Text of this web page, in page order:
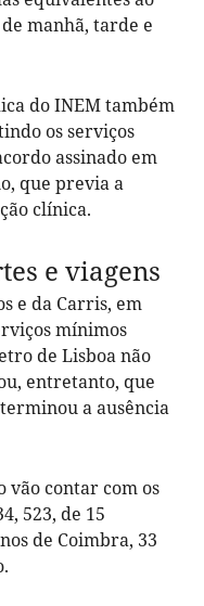
manhã, tarde e
do INEM também
os serviços
assinado em
que previa a
clínica.
e viagens
e da Carris, em
mínimos
de Lisboa não
entretanto, que
a ausência
vão contar com os
523, de 15
de Coimbra, 33